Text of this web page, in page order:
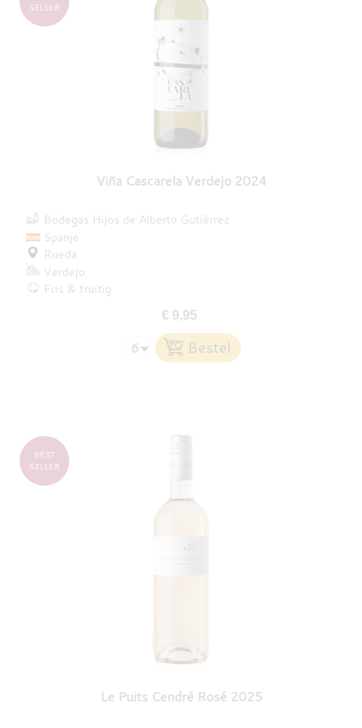
Viña Cascarela Verdejo 2024
SELLER
Bodegas Hijos de Alberto Gutiérrez
Spanje
Rueda
Verdejo
Fris & fruitig
€ 9,95
Le Puits Cendré Rosé 2025
BEST
SELLER